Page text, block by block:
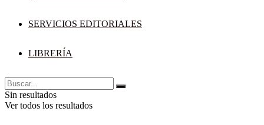
SERVICIOS EDITORIALES
LIBRERÍA
Sin resultados
Ver todos los resultados